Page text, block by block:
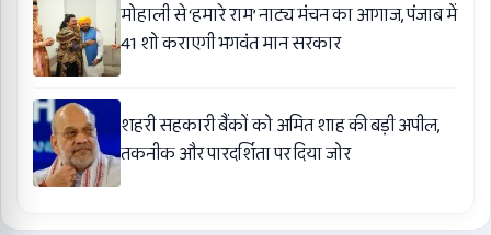
मोहाली से ‘हमारे राम’ नाट्य मंचन का आगाज, पंजाब में
41 शो कराएगी भगवंत मान सरकार
शहरी सहकारी बैंकों को अमित शाह की बड़ी अपील,
तकनीक और पारदर्शिता पर दिया जोर